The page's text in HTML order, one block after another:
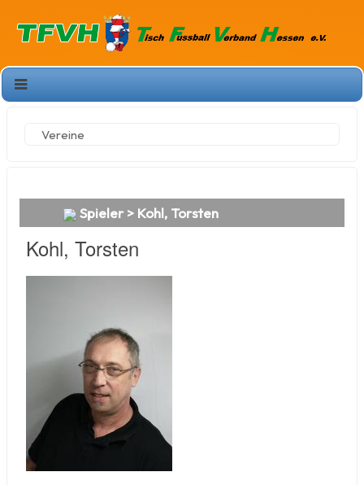
Vereine
Spieler > Kohl, Torsten
Kohl, Torsten